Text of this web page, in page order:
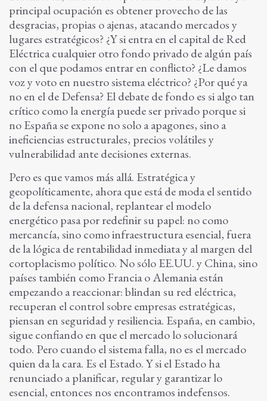
principal ocupación es obtener provecho de las
desgracias, propias o ajenas, atacando mercados y
lugares estratégicos? ¿Y si entra en el capital de Red
Eléctrica cualquier otro fondo privado de algún país
con el que podamos entrar en conflicto? ¿Le damos
voz y voto en nuestro sistema eléctrico? ¿Por qué ya
no en el de Defensa? El debate de fondo es si algo tan
crítico como la energía puede ser privado porque si
no España se expone no solo a apagones, sino a
ineficiencias estructurales, precios volátiles y
vulnerabilidad ante decisiones externas.
Pero es que vamos más allá. Estratégica y
geopolíticamente, ahora que está de moda el sentido
de la defensa nacional, replantear el modelo
energético pasa por redefinir su papel: no como
mercancía, sino como infraestructura esencial, fuera
de la lógica de rentabilidad inmediata y al margen del
cortoplacismo político. No sólo EE.UU. y China, sino
países también como Francia o Alemania están
empezando a reaccionar: blindan su red eléctrica,
recuperan el control sobre empresas estratégicas,
piensan en seguridad y resiliencia. España, en cambio,
sigue confiando en que el mercado lo solucionará
todo. Pero cuando el sistema falla, no es el mercado
quien da la cara. Es el Estado. Y si el Estado ha
renunciado a planificar, regular y garantizar lo
esencial, entonces nos encontramos indefensos.